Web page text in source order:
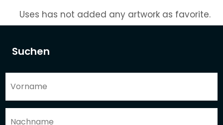
Suchen
Uses has not added any artwork as favorite.